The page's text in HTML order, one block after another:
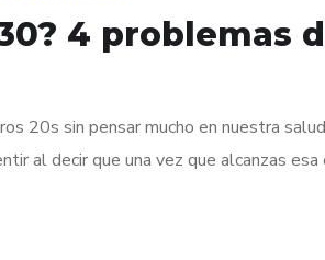
4 problemas
20s sin pensar mucho en nuestra
al decir que una vez que alcanzas